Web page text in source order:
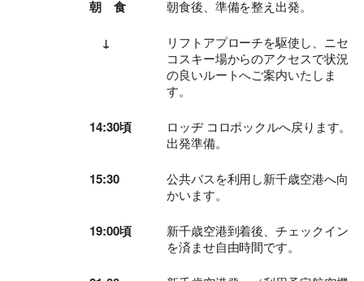
朝 食 朝食後、準備を整え出発。
↓
リフトアプローチを駆使し、ニセ
コスキー場からのアクセスで状況
の良いルートへご案内いたしま
す。
14:30頃
ロッヂ コロポックルへ戻ります。
出発準備。
15:30
公共バスを利用し新千歳空港へ向
かいます。
19:00頃
新千歳空港到着後、チェックイン
を済ませ自由時間です。
日帰り 2日間以上
起算して
21日前
無料 無料
無料
講習費の
8日前ま
講習費の
20%
講習費の
20%